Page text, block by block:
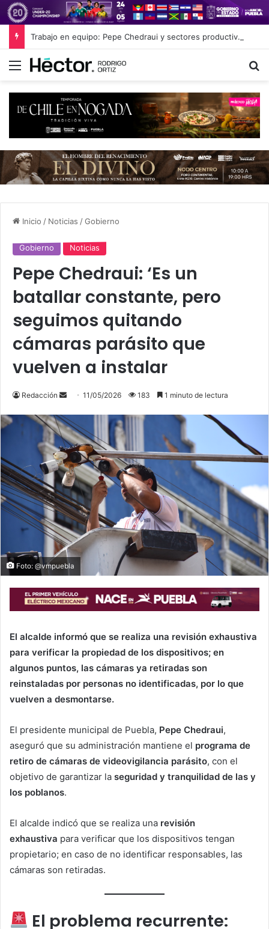
Trabajo en equipo: Pepe Chedraui y sectores productivos unen esfuerzos por la calidad cárnica en Puebla
Menú
Inicio / Noticias /Gobierno
Gobierno Noticias
Pepe Chedraui: ‘Es un
batallar constante, pero
seguimos quitando
cámaras parásito que
vuelven a instalar
Redacción
Send
email
11/05/2026 183 1 minuto de lectura
Foto: @vmpuebla
El alcalde informó que se realiza una revisión exhaustiva
para verificar la propiedad de los dispositivos; en
algunos puntos, las cámaras ya retiradas son
reinstaladas por personas no identificadas, por lo que
vuelven a desmontarse.
El presidente municipal de Puebla, Pepe Chedraui,
aseguró que su administración mantiene el programa de
retiro de cámaras de videovigilancia parásito, con el
objetivo de garantizar la seguridad y tranquilidad de las y
los poblanos.
El alcalde indicó que se realiza una revisión
exhaustiva para verificar que los dispositivos tengan
propietario; en caso de no identificar responsables, las
cámaras son retiradas.
El problema recurrente: